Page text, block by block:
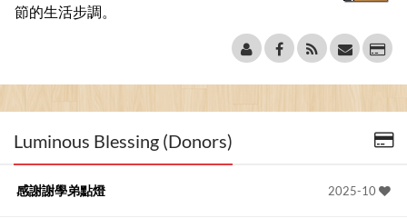
節的生活步調。
Luminous Blessing (Donors)
2025-10
感謝謝學弟點燈